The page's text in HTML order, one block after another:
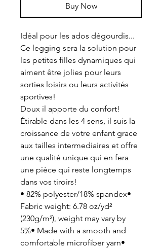
Buy Now
Idéal pour les ados dégourdis...
Ce legging sera la solution pour
les petites filles dynamiques qui
aiment être jolies pour leurs
sorties loisirs ou leurs activités
sportives!
Doux il apporte du confort!
Étirable dans les 4 sens, il suis la
croissance de votre enfant grace
aux tailles intermediaires et offre
une qualité unique qui en fera
une pièce qui reste longtemps
dans vos tiroirs!
• 82% polyester/18% spandex•
Fabric weight: 6.78 oz/yd²
(230g/m²), weight may vary by
5%• Made with a smooth and
comfortable microfiber yarn•